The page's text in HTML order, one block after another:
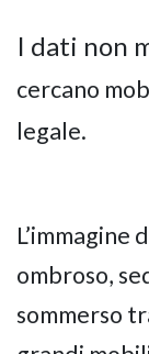
I dati non
cercano
legale.
L’immagine
ombroso,
sommerso